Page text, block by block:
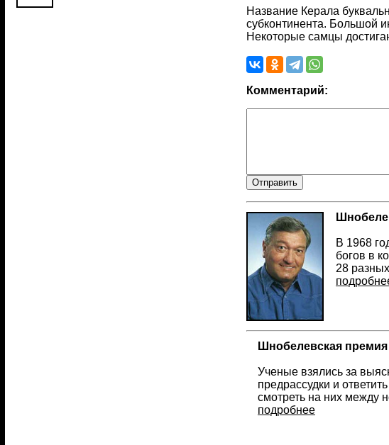
Название Керала
субконтинента. Большой
Некоторые самцы
Комментарий:
В 1968
богов в
28
Шнобелевская
Ученые взялись за
предрассудки и
смотреть на них между
подробнее